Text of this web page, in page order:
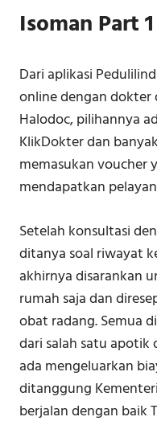
Isoman Part 1
Dari aplikasi
online dengan dokter
Halodoc, pilihannya
KlikDokter dan
memasukan voucher
mendapatkan
Setelah konsultasi
ditanya soal riwayat
akhirnya disarankan
rumah saja dan
obat radang. Semua
dari salah satu apotik
ada mengeluarkan
ditanggung
berjalan dengan baik